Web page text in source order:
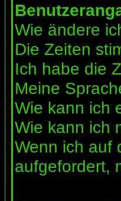
Wie ändere
Die Zeiten
Ich habe die
Meine
Wie kann ich
Wie kann ich
Wenn ich auf
aufgefordert,